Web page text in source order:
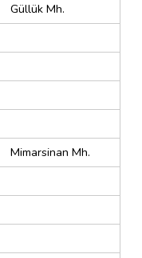
Güllük Mh.
Mimarsinan Mh.